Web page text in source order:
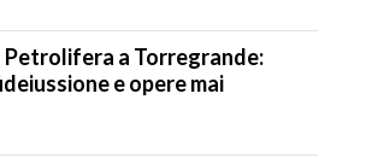
a Torregrande:
e opere mai